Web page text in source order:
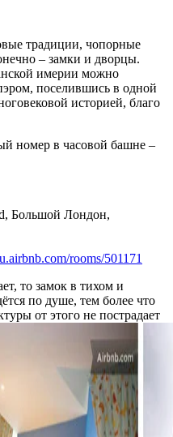
традиции, чопорные
– замки и дворцы.
имерии можно
поселившись в одной
историей, благо
номер в часовой башне –
Большой Лондон,
rooms/501171
то замок в тихом и
по душе, тем более что
от этого не пострадает